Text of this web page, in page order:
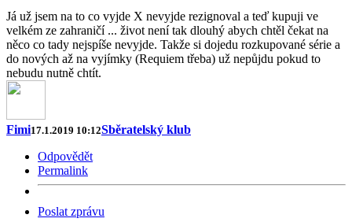
Já už jsem na to co vyjde X nevyjde rezignoval a teď kupuji ve
velkém ze zahraničí ... život není tak dlouhý abych chtěl čekat na
něco co tady nejspíše nevyjde. Takže si dojedu rozkupované série a
do nových až na vyjímky (Requiem třeba) už nepůjdu pokud to
nebudu nutně chtít.
Fimi17.1.2019 10:12Sběratelský klub
Odpovědět
Permalink
Poslat zprávu